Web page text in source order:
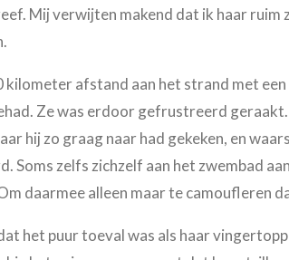
Mij verwijten makend dat ik haar ruim
afstand aan het strand met
Ze was erdoor gefrustreerd
hij zo graag naar had gekeken, en
Soms zelfs zichzelf aan het zwembad
daarmee alleen maar te camoufleren
het puur toeval was als haar